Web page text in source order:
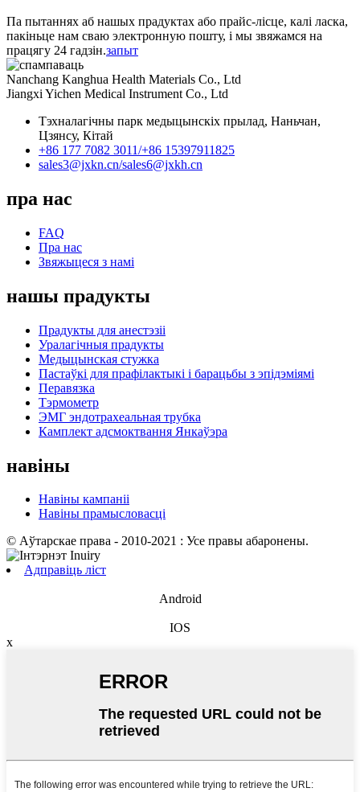
Па пытаннях аб нашых прадуктах або прайс-лісце, калі ласка,
пакіньце нам сваю электронную пошту, і мы звяжамся на
працягу 24 гадзін.запыт
Nanchang Kanghua Health Materials Co., Ltd
Jiangxi Yichen Medical Instrument Co., Ltd
Тэхналагічны парк медыцынскіх прылад, Наньчан,
Цзянсу, Кітай
+86 177 7082 3011/+86 15397911825
sales3@jxkn.cn/sales6@jxkh.cn
пра нас
FAQ
Пра нас
Звяжыцеся з намі
нашы прадукты
Прадукты для анестэзіі
Уралагічныя прадукты
Медыцынская стужка
Пастаўкі для прафілактыкі і барацьбы з эпідэміямі
Перавязка
Тэрмометр
ЭМГ эндотрахеальная трубка
Камплект адсмоктвання Янкаўэра
навіны
Навіны кампаніі
Навіны прамысловасці
© Аўтарскае права - 2010-2021 : Усе правы абаронены.
Адправіць ліст
Android
IOS
x